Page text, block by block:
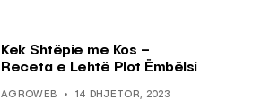
Kek Shtëpie me Kos –
Receta e Lehtë Plot Ëmbëlsi
AGROWEB 14 DHJETOR, 2023